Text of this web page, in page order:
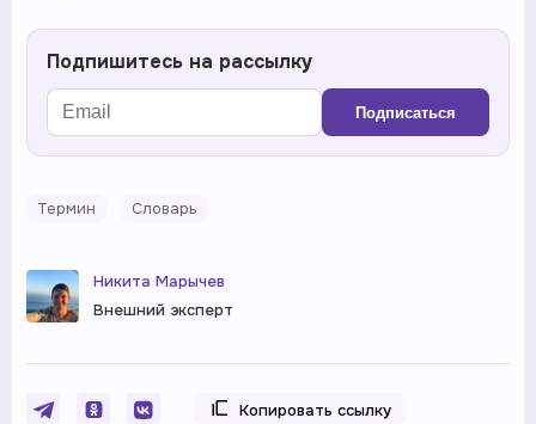
Подпишитесь на рассылку
Подписаться
Термин Словарь
Никита Марычев
Внешний эксперт
Копировать ссылку